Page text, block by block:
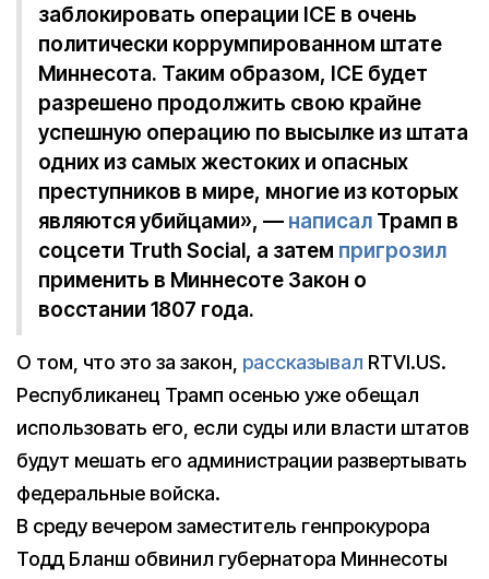
заблокировать операции ICE в очень
политически коррумпированном штате
Миннесота. Таким образом, ICE будет
разрешено продолжить свою крайне
успешную операцию по высылке из штата
одних из самых жестоких и опасных
преступников в мире, многие из которых
являются убийцами», — написал Трамп в
соцсети Truth Social, а затем пригрозил
применить в Миннесоте Закон о
восстании 1807 года.
О том, что это за закон, рассказывал RTVI.US.
Республиканец Трамп осенью уже обещал
использовать его, если суды или власти штатов
будут мешать его администрации развертывать
федеральные войска.
В среду вечером заместитель генпрокурора
Тодд Бланш обвинил губернатора Миннесоты